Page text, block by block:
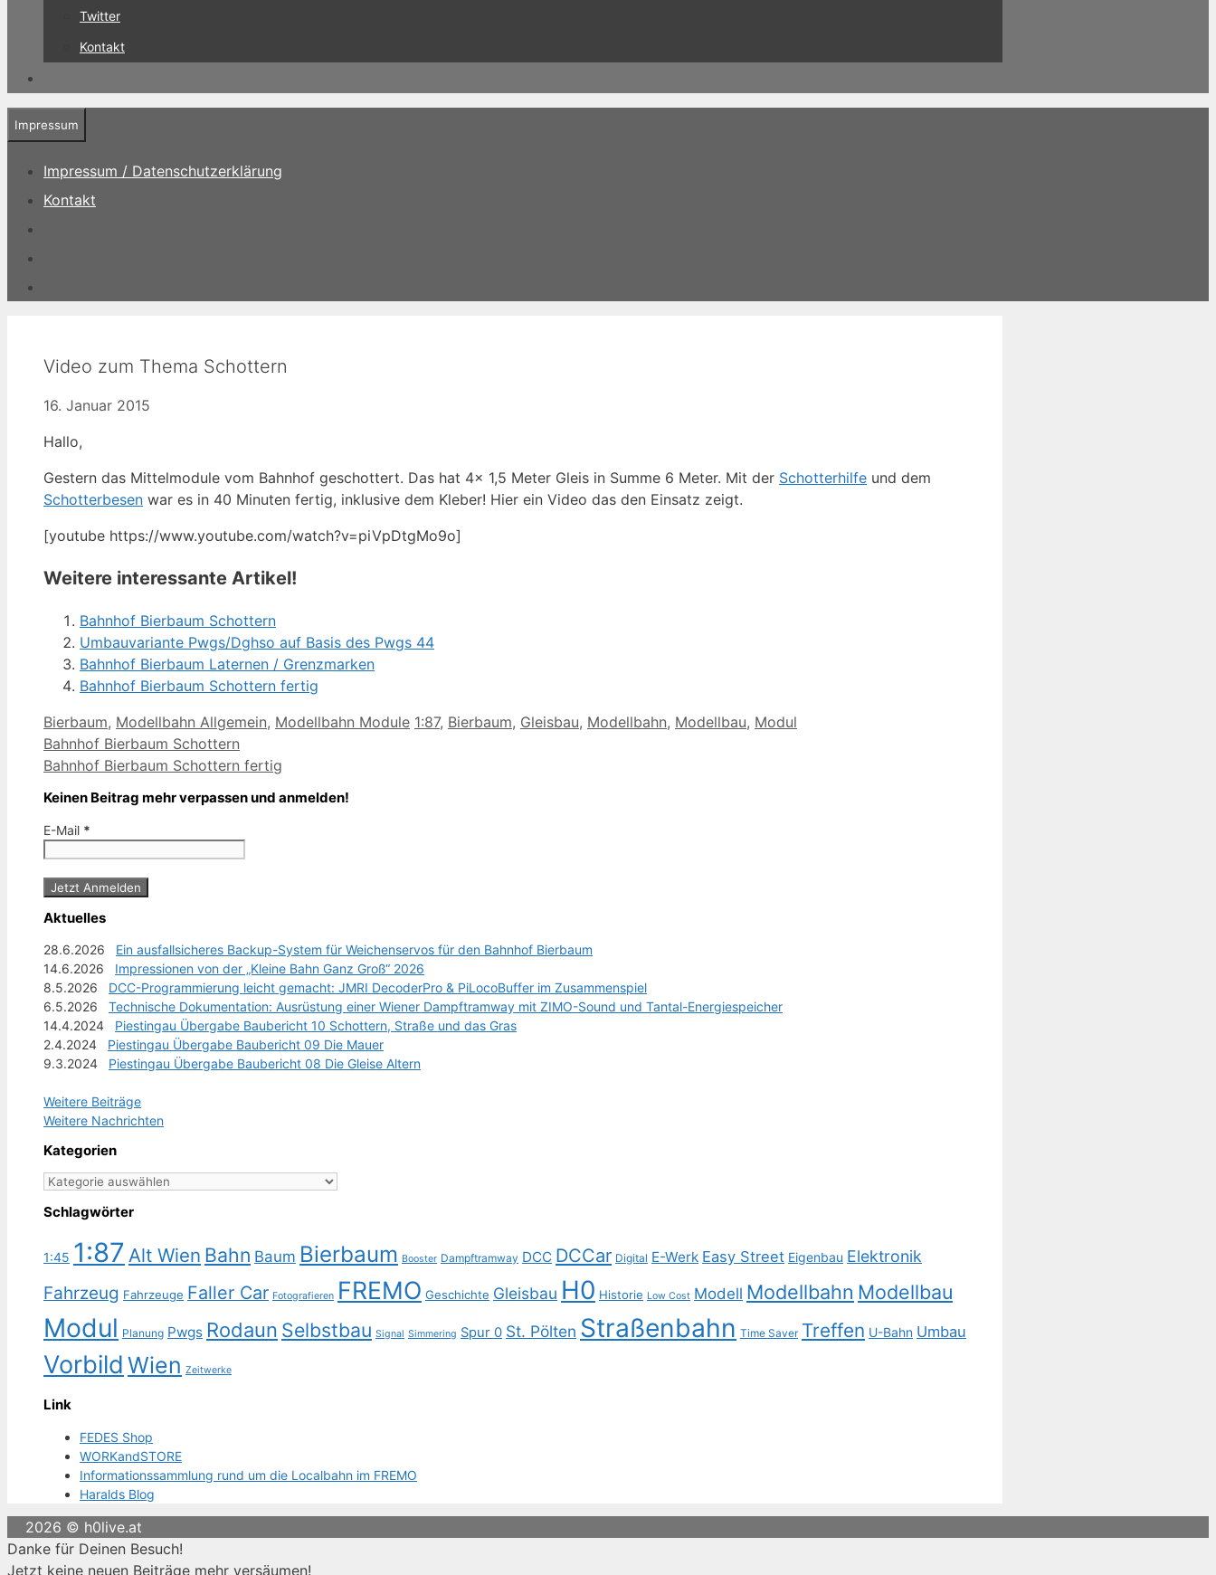
Twitter
Kontakt
Impressum
Impressum / Datenschutzerklärung
Kontakt
Video zum Thema Schottern
16. Januar 2015
Hallo,
Gestern das Mittelmodule vom Bahnhof geschottert. Das hat 4x 1,5 Meter Gleis in Summe 6 Meter. Mit der Schotterhilfe und dem
Schotterbesen war es in 40 Minuten fertig, inklusive dem Kleber! Hier ein Video das den Einsatz zeigt.
[youtube https://www.youtube.com/watch?v=piVpDtgMo9o]
Weitere interessante Artikel!
Bahnhof Bierbaum Schottern
Umbauvariante Pwgs/Dghso auf Basis des Pwgs 44
Bahnhof Bierbaum Laternen / Grenzmarken
Bahnhof Bierbaum Schottern fertig
Kategorien
Bierbaum, Modellbahn Allgemein, Modellbahn Module Schlagwörter
1:87, Bierbaum, Gleisbau, Modellbahn, Modellbau, Modul
Bahnhof Bierbaum Schottern
Bahnhof Bierbaum Schottern fertig
Keinen Beitrag mehr verpassen und anmelden!
E-Mail *
Aktuelles
28.6.2026 Ein ausfallsicheres Backup-System für Weichenservos für den Bahnhof Bierbaum
14.6.2026 Impressionen von der „Kleine Bahn Ganz Groß“ 2026
8.5.2026 DCC-Programmierung leicht gemacht: JMRI DecoderPro & PiLocoBuffer im Zusammenspiel
6.5.2026 Technische Dokumentation: Ausrüstung einer Wiener Dampftramway mit ZIMO-Sound und Tantal-Energiespeicher
14.4.2024 Piestingau Übergabe Baubericht 10 Schottern, Straße und das Gras
2.4.2024 Piestingau Übergabe Baubericht 09 Die Mauer
9.3.2024 Piestingau Übergabe Baubericht 08 Die Gleise Altern
Weitere Beiträge
Weitere Nachrichten
Kategorien
Kategorien
Schlagwörter
1:45 1:87 Alt Wien Bahn Baum Bierbaum Booster Dampftramway DCC DCCar Digital E-Werk Easy Street Eigenbau Elektronik
Fahrzeug Fahrzeuge Faller Car Fotografieren FREMO Geschichte Gleisbau H0 Historie Low Cost Modell Modellbahn Modellbau
Modul Planung Pwgs Rodaun Selbstbau Signal Simmering Spur 0 St. Pölten Straßenbahn Time Saver Treffen U-Bahn Umbau
Vorbild Wien Zeitwerke
Link
FEDES Shop
WORKandSTORE
Informationssammlung rund um die Localbahn im FREMO
Haralds Blog
2026 © h0live.at
Danke für Deinen Besuch!
Jetzt keine neuen Beiträge mehr versäumen!